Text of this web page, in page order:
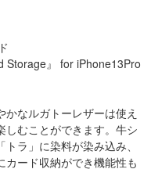
Storage』 for iPhone13Pro
かなルガトーレザーは使え
しむことができます。牛シ
ラ」に染料が染み込み、
カード収納ができ機能性も